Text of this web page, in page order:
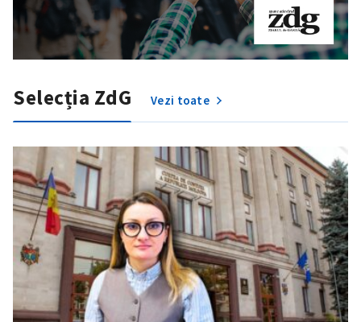
Selecția ZdG Vezi toate